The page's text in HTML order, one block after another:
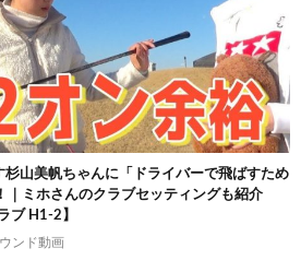
杉山美帆ちゃんに「ドライバーで飛ばすため
｜ミホさんのクラブセッティングも紹介
ブ H1-2】
ンド動画